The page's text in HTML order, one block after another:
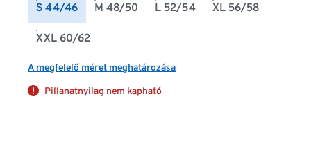
S 44/46 M 48/50 L 52/54 XL 56/58
XXL 60/62
A megfelelő méret meghatározása
Pillanatnyilag nem kapható